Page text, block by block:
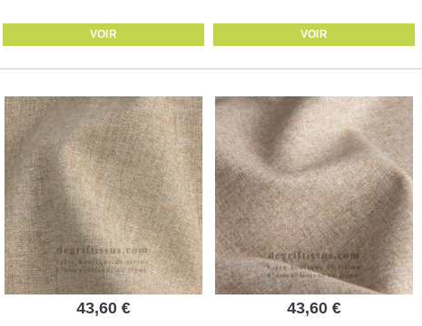
VOIR VOIR
43,60 € 43,60 €